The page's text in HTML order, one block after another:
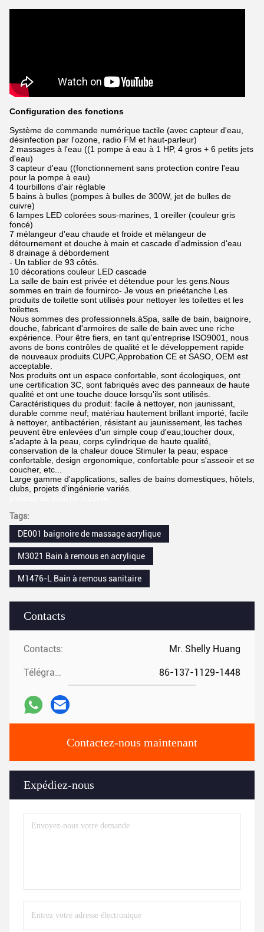
Contacts
Contacts: Mr. Shelly Huang
Télégramme: 86-137-1129-1448
Contactez-nous maintenant
Expédiez-nous
Configuration des fonctions
Système de commande numérique tactile (avec capteur d'eau,
désinfection par l'ozone, radio FM et haut-parleur)
2 massages à l'eau ((1 pompe à eau à 1 HP, 4 gros + 6 petits jets
d'eau)
3 capteur d'eau ((fonctionnement sans protection contre l'eau
pour la pompe à eau)
4 tourbillons d'air réglable
5 bains à bulles (pompes à bulles de 300W, jet de bulles de
cuivre)
6 lampes LED colorées sous-marines, 1 oreiller (couleur gris
foncé)
7 mélangeur d'eau chaude et froide et mélangeur de
détournement et douche à main et cascade d'admission d'eau
8 drainage à débordement
- Un tablier de 93 côtés.
10 décorations couleur LED cascade
La salle de bain est privée et détendue pour les gens. Nous
sommes en train de fournirco- Je vous en prieétanche Les
produits de toilette sont utilisés pour nettoyer les toilettes et les
toilettes.
Nous sommes des professionnels. àSpa, salle de bain, baignoire,
douche, fabricant d'armoires de salle de bain avec une riche
expérience. Pour être fiers, en tant qu'entreprise ISO9001, nous
avons de bons contrôles de qualité et le développement rapide
de nouveaux produits. CUPC, Approbation CE et SASO , OEM est
acceptable.
Nos produits ont un espace confortable, sont écologiques, ont
une certification 3C, sont fabriqués avec des panneaux de haute
qualité et ont une touche douce lorsqu'ils sont utilisés.
Caractéristiques du produit: facile à nettoyer, non jaunissant,
durable comme neuf; matériau hautement brillant importé, facile
à nettoyer, antibactérien, résistant au jaunissement, les taches
peuvent être enlevées d'un simple coup d'eau;toucher doux,
s'adapte à la peau, corps cylindrique de haute qualité,
conservation de la chaleur douce Stimuler la peau; espace
confortable, design ergonomique, confortable pour s'asseoir et se
coucher, etc...
Large gamme d'applications, salles de bains domestiques, hôtels,
clubs, projets d'ingénierie variés.
Tags:
DE001 baignoire de massage acrylique
M3021 Bain à remous en acrylique
M1476-L Bain à remous sanitaire